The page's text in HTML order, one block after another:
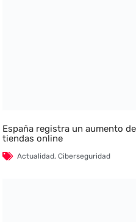
España registra un aumento
tiendas online
Actualidad,Ciberseguridad